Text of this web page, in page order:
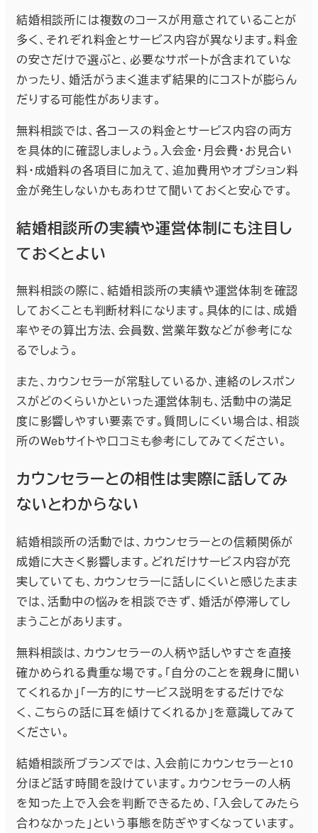
結婚相談所には複数のコースが用意されていることが
多く、それぞれ料金とサービス内容が異なります。料金
の安さだけで選ぶと、必要なサポートが含まれていな
かったり、婚活がうまく進まず結果的にコストが膨らん
だりする可能性があります。
無料相談では、各コースの料金とサービス内容の両方
を具体的に確認しましょう。入会金・月会費・お見合い
料・成婚料の各項目に加えて、追加費用やオプション料
金が発生しないかもあわせて聞いておくと安心です。
結婚相談所の実績や運営体制にも注目し
ておくとよい
無料相談の際に、結婚相談所の実績や運営体制を確認
しておくことも判断材料になります。具体的には、成婚
率やその算出方法、会員数、営業年数などが参考にな
るでしょう。
また、カウンセラーが常駐しているか、連絡のレスポン
スがどのくらいかといった運営体制も、活動中の満足
度に影響しやすい要素です。質問しにくい場合は、相談
所のWebサイトや口コミも参考にしてみてください。
カウンセラーとの相性は実際に話してみ
ないとわからない
結婚相談所の活動では、カウンセラーとの信頼関係が
成婚に大きく影響します。どれだけサービス内容が充
実していても、カウンセラーに話しにくいと感じたまま
では、活動中の悩みを相談できず、婚活が停滞してし
まうことがあります。
無料相談は、カウンセラーの人柄や話しやすさを直接
確かめられる貴重な場です。「自分のことを親身に聞い
てくれるか」「一方的にサービス説明をするだけでな
く、こちらの話に耳を傾けてくれるか」を意識してみて
ください。
結婚相談所ブランズでは、入会前にカウンセラーと10
分ほど話す時間を設けています。カウンセラーの人柄
を知った上で入会を判断できるため、「入会してみたら
合わなかった」という事態を防ぎやすくなっています。